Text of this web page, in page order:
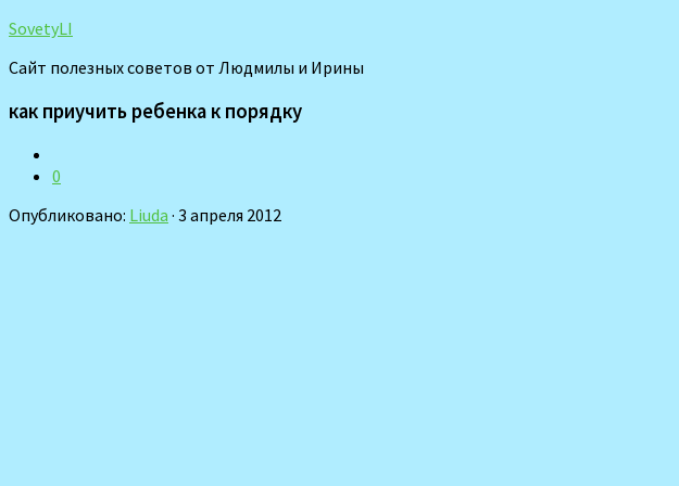
SovetyLI
Сайт полезных советов от Людмилы и Ирины
как приучить ребенка к порядку
0
Опубликовано: Liuda · 3 апреля 2012